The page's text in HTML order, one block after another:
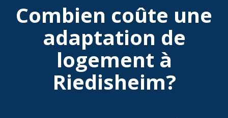
Combien coûte une
adaptation de
logement à
Riedisheim?